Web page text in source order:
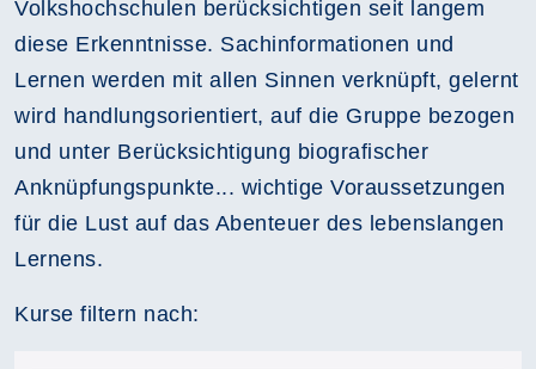
Volkshochschulen berücksichtigen seit langem
diese Erkenntnisse. Sachinformationen und
Lernen werden mit allen Sinnen verknüpft, gelernt
wird handlungsorientiert, auf die Gruppe bezogen
und unter Berücksichtigung biografischer
Anknüpfungspunkte... wichtige Voraussetzungen
für die Lust auf das Abenteuer des lebenslangen
Lernens.
Kurse filtern nach: